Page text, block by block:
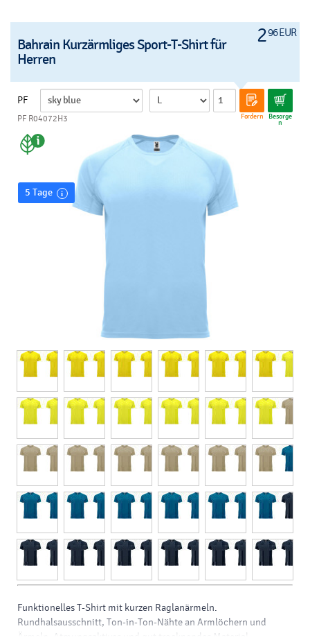
296 EUR
Bahrain Kurzärmliges Sport-T-Shirt für
Herren
PF
Fordern Besorge
n
PF R04072H3
5 Tage
Funktionelles T-Shirt mit kurzen Raglanärmeln.
Rundhalsausschnitt, Ton-in-Ton-Nähte an Armlöchern und
Ärmeln. Atmungsaktives und gut trocknendes Material.